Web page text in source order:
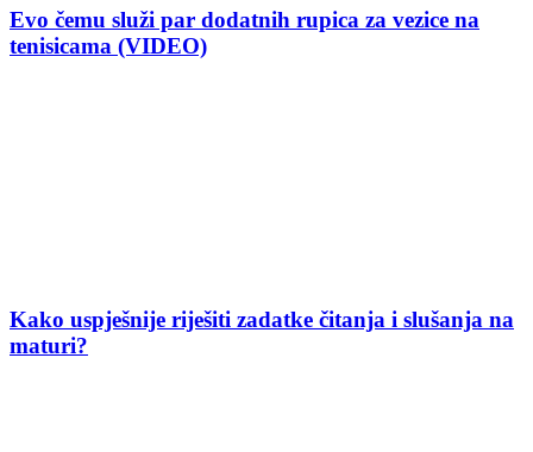
Evo čemu služi par dodatnih rupica za vezice na
tenisicama (VIDEO)
Kako uspješnije riješiti zadatke čitanja i slušanja na
maturi?